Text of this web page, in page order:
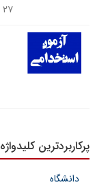
۲۷ مهر ۱۴۰۴
پرکاربردترین
دانشگاه